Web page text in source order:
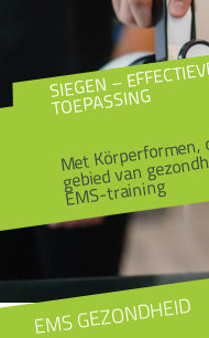
SIEGEN –
TOEPASSING
Met
gebied van
EMS-training
EMS GEZONDHEID